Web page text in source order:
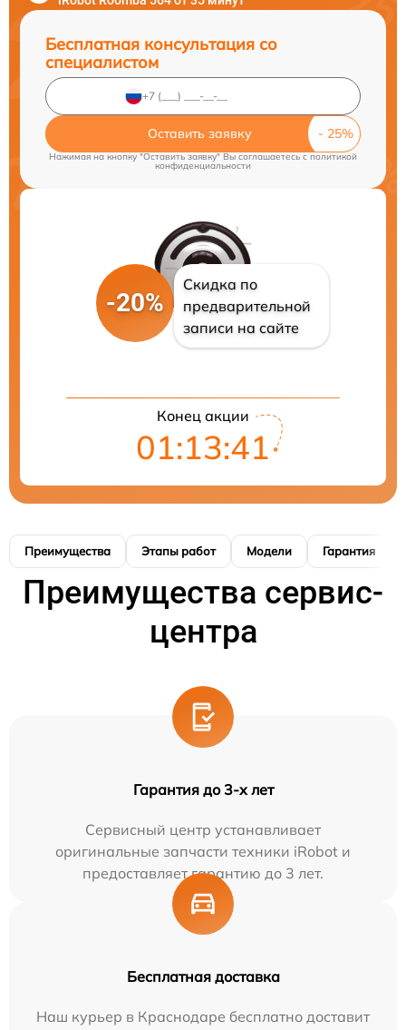
Бесплатная консультация со
специалистом
Оставить заявку
Нажимая на кнопку "Оставить заявку" Вы соглашаетесь cполитикой
конфиденциальности
-20%
Скидка по
предварительной
записи на сайте
Конец акции
01:13:40
Преимущества Этапы работ Модели Гарантия
Преимущества сервис-
центра
Гарантия до 3-х лет
Сервисный центр устанавливает
оригинальные запчасти техники iRobot и
предоставляет гарантию до 3 лет.
Бесплатная доставка
Наш курьер в Краснодаре бесплатно доставит